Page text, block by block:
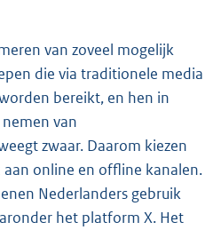
van zoveel mogelijk
die via traditionele media
bereikt, en hen in
van
zwaar. Daarom kiezen
online en offline kanalen.
Nederlanders gebruik
het platform X. Het